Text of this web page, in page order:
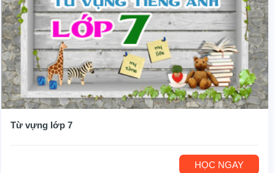
Từ vựng lớp 7
HỌC NGAY